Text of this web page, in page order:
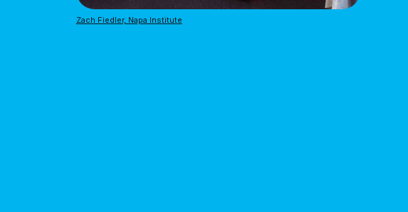
Zach Fiedler, Napa Institute